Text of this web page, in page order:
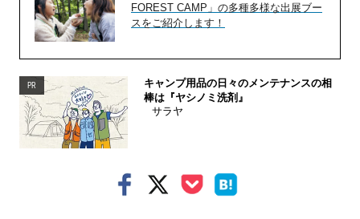
FOREST CAMP」の多種多様な出展ブー
スをご紹介します！
PR
キャンプ用品の日々のメンテナンスの相
棒は『ヤシノミ洗剤』
サラヤ